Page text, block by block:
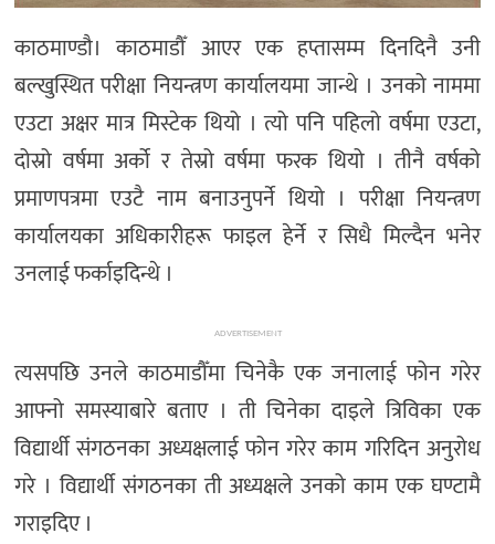
राशिफल
English
काठमाण्डौ। काठमाडौँ आएर एक हप्तासम्म दिनदिनै उनी
बल्खुस्थित परीक्षा नियन्त्रण कार्यालयमा जान्थे । उनको नाममा
एउटा अक्षर मात्र मिस्टेक थियो । त्यो पनि पहिलो वर्षमा एउटा,
दोस्रो वर्षमा अर्को र तेस्रो वर्षमा फरक थियो । तीनै वर्षको
प्रमाणपत्रमा एउटै नाम बनाउनुपर्ने थियो । परीक्षा नियन्त्रण
कार्यालयका अधिकारीहरू फाइल हेर्ने र सिधै मिल्दैन भनेर
उनलाई फर्काइदिन्थे ।
ADVERTISEMENT
त्यसपछि उनले काठमाडौँमा चिनेकै एक जनालाई फोन गरेर
आफ्नो समस्याबारे बताए । ती चिनेका दाइले त्रिविका एक
विद्यार्थी संगठनका अध्यक्षलाई फोन गरेर काम गरिदिन अनुरोध
गरे । विद्यार्थी संगठनका ती अध्यक्षले उनको काम एक घण्टामै
गराइदिए ।